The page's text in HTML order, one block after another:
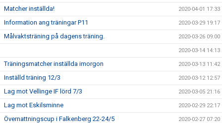
Matcher inställda! 2020-04-01 17:33
Information ang träningar P11 2020-03-29 19:17
Målvaktsträning på dagens träning. 2020-03-26 09:00
2020-03-14 14:13
Träningsmatcher inställda imorgon 2020-03-13 11:42
Inställd träning 12/3 2020-03-12 12:57
Lag mot Vellinge IF lörd 7/3 2020-03-05 21:16
Lag mot Eskilsminne 2020-02-29 22:17
Övernattningscup i Falkenberg 22-24/5 2020-02-27 07:20